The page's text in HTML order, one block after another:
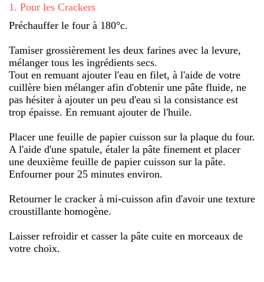
1 . Pour les Crackers
Préchauffer le four à 180°c.
Tamiser grossièrement les deux farines avec la levure,
mélanger tous les ingrédients secs.
Tout en remuant ajouter l'eau en filet, à l'aide de votre
cuillère bien mélanger afin d'obtenir une pâte fluide, ne
pas hésiter à ajouter un peu d'eau si la consistance est
trop épaisse. En remuant ajouter de l'huile.
Placer une feuille de papier cuisson sur la plaque du four.
A l'aide d'une spatule, étaler la pâte finement et placer
une deuxième feuille de papier cuisson sur la pâte.
Enfourner pour 25 minutes environ.
Retourner le cracker à mi-cuisson afin d'avoir une texture
croustillante homogène.
Laisser refroidir et casser la pâte cuite en morceaux de
votre choix.